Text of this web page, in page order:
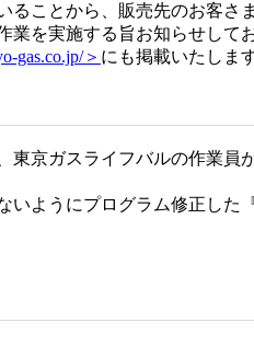
ことから、販売先のお客さ
を実施する旨お知らせして
gas.co.jp/＞ にも掲載いたします
京ガスライフバルの作業員
いようにプログラム修正した